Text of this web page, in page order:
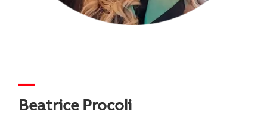
—
Beatrice Procoli